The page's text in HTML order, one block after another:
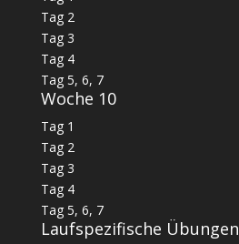
Tag 2
Tag 3
Tag 4
Tag 5, 6, 7
Woche 10
Tag 1
Tag 2
Tag 3
Tag 4
Tag 5, 6, 7
Laufspezifische Übungen